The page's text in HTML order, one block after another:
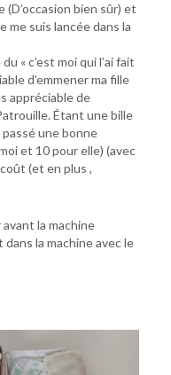
(D’occasion bien sûr) et
me suis lancée dans la
« c’est moi qui l’ai fait
d’emmener ma fille
appréciable de
Étant une bille
passé une bonne
et 10 pour elle) (avec
(et en plus ,
la machine
la machine avec le